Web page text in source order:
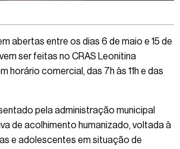
abertas entre os dias 6 de maio e 15 de
ser feitas no CRAS Leonitina
horário comercial, das 7h às 11h e das
pela administração municipal
de acolhimento humanizado, voltada à
e adolescentes em situação de